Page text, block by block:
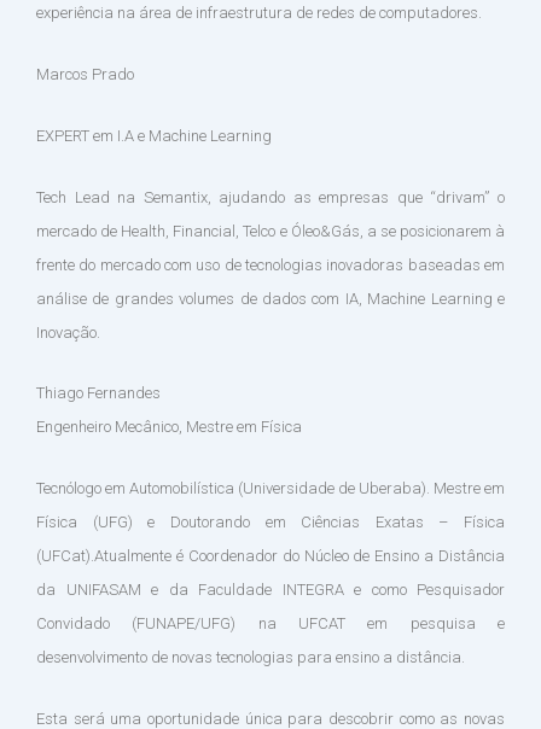
experiência na área de infraestrutura de redes de computadores.
Marcos Prado
EXPERT em I.A e Machine Learning
Tech Lead na Semantix, ajudando as empresas que “drivam” o
mercado de Health, Financial, Telco e Óleo&Gás, a se posicionarem à
frente do mercado com uso de tecnologias inovadoras baseadas em
análise de grandes volumes de dados com IA, Machine Learning e
Inovação.
Thiago Fernandes
Engenheiro Mecânico, Mestre em Física
Tecnólogo em Automobilística (Universidade de Uberaba). Mestre em
Física (UFG) e Doutorando em Ciências Exatas – Física
(UFCat).Atualmente é Coordenador do Núcleo de Ensino a Distância
da UNIFASAM e da Faculdade INTEGRA e como Pesquisador
Convidado (FUNAPE/UFG) na UFCAT em pesquisa e
desenvolvimento de novas tecnologias para ensino a distância.
Esta será uma oportunidade única para descobrir como as novas